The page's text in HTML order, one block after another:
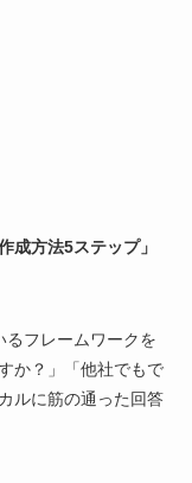
成方法5ステップ」
るフレームワークを
か？」「他社でもで
ルに筋の通った回答